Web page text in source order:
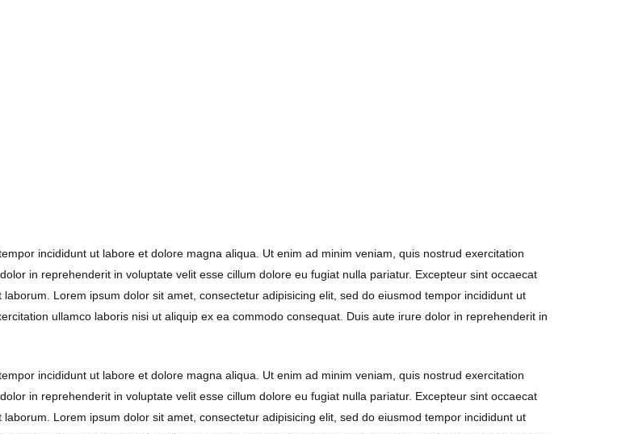
incididunt ut labore et dolore magna aliqua. Ut enim ad minim veniam, quis nostrud exercitation
in reprehenderit in voluptate velit esse cillum dolore eu fugiat nulla pariatur. Excepteur sint occaecat
Lorem ipsum dolor sit amet, consectetur adipisicing elit, sed do eiusmod tempor incididunt ut
ullamco laboris nisi ut aliquip ex ea commodo consequat. Duis aute irure dolor in reprehenderit in
incididunt ut labore et dolore magna aliqua. Ut enim ad minim veniam, quis nostrud exercitation
in reprehenderit in voluptate velit esse cillum dolore eu fugiat nulla pariatur. Excepteur sint occaecat
Lorem ipsum dolor sit amet, consectetur adipisicing elit, sed do eiusmod tempor incididunt ut